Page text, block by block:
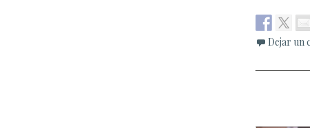
Dejar un